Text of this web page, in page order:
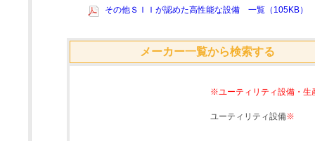
その他ＳＩＩが認めた高性能な設備 一覧（105KB）
メーカー一覧から検索する
※ユーティリティ設備・生
ユーティリティ設備※